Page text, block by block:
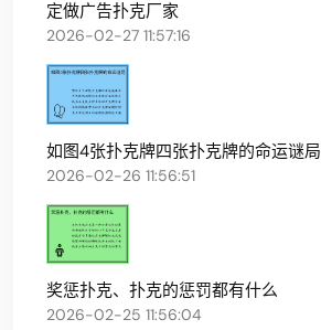
定做广告扑克厂家
2026-02-27 11:57:16
如图4张扑克牌四张扑克牌的命运谜局
2026-02-26 11:56:51
奖惩扑克、扑克的惩罚都有什么
2026-02-25 11:56:04